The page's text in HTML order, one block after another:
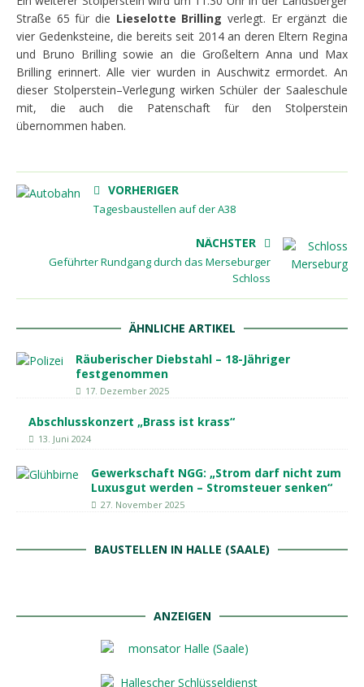
Straße 65 für die Lieselotte Brilling verlegt. Er ergänzt die
vier Gedenksteine, die bereits seit 2014 an deren Eltern Regina
und Bruno Brilling sowie an die Großeltern Anna und Max
Brilling erinnert. Alle vier wurden in Auschwitz ermordet. An
dieser Stolperstein–Verlegung wirken Schüler der Saaleschule
mit, die auch die Patenschaft für den Stolperstein
übernommen haben.
VORHERIGER
Tagesbaustellen auf der A38
NÄCHSTER
Geführter Rundgang durch das Merseburger
Schloss
ÄHNLICHE ARTIKEL
Räuberischer Diebstahl – 18-Jähriger
festgenommen
17. Dezember 2025
Abschlusskonzert „Brass ist krass“
13. Juni 2024
Gewerkschaft NGG: „Strom darf nicht zum
Luxusgut werden – Stromsteuer senken“
27. November 2025
BAUSTELLEN IN HALLE (SAALE)
ANZEIGEN